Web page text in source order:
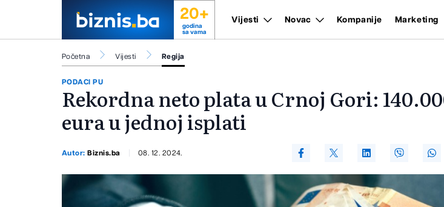
20+
godina
sa vama
Vijesti Novac Kompanije Marketing
Početna Vijesti Regija
PODACI PU
Rekordna neto plata u Crnoj Gori:
eura u jednoj isplati
Autor:Biznis.ba 08. 12. 2024.